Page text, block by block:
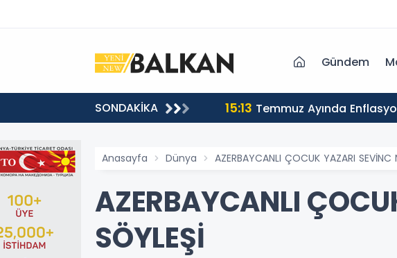
Gündem
SONDAKİKA 15:13 Temmuz Ayında
Anasayfa Dünya AZERBAYCANLI ÇOCUK YAZARI SEVİNC
AZERBAYCANLI
SÖYLEŞİ